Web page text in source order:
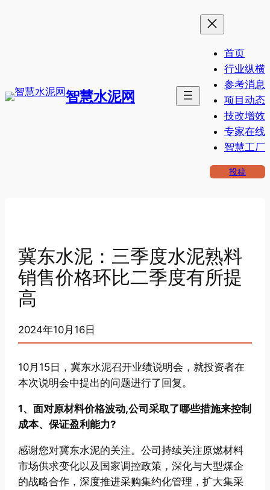
智慧水泥网
首页
行业纵横
参考消息
项目动态
技改增效
专家在线
智慧工厂
投稿
冀东水泥：三季度水泥熟料
销售价格环比二季度有所提
高
2024年10月16日
10月15日，冀东水泥召开业绩说明会，就投资者在
本次说明会中提出的问题进行了回复。
1、面对原材料价格波动,公司采取了哪些措施来控制
成本、保证盈利能力?
感谢您对冀东水泥的关注。公司持续关注原燃材料
市场供求变化以及国家调控政策，深化与大型煤企
的战略合作，深度推进采购集约化管理，扩大集采